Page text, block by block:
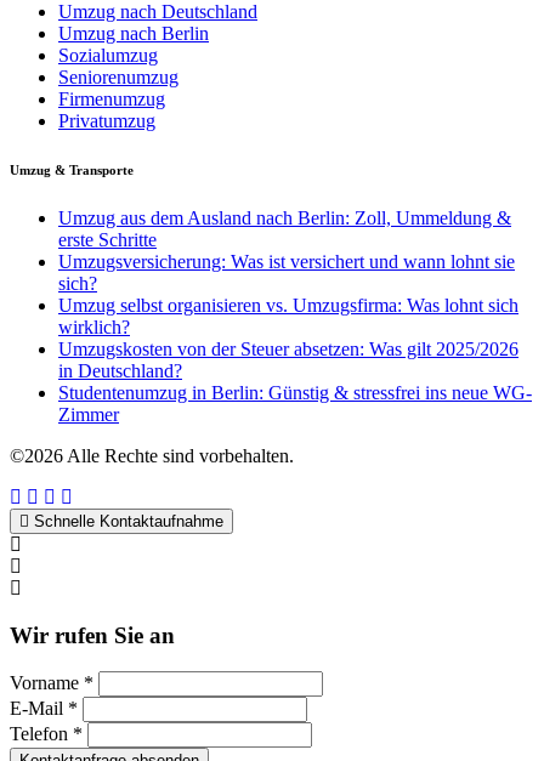
Umzug nach Deutschland
Umzug nach Berlin
Sozialumzug
Seniorenumzug
Firmenumzug
Privatumzug
Umzug & Transporte
Umzug aus dem Ausland nach Berlin: Zoll, Ummeldung &
erste Schritte
Umzugsversicherung: Was ist versichert und wann lohnt sie
sich?
Umzug selbst organisieren vs. Umzugsfirma: Was lohnt sich
wirklich?
Umzugskosten von der Steuer absetzen: Was gilt 2025/2026
in Deutschland?
Studentenumzug in Berlin: Günstig & stressfrei ins neue WG-
Zimmer
©2026 Alle Rechte sind vorbehalten.
Schnelle Kontaktaufnahme
Wir rufen Sie an
Vorname *
E-Mail *
Telefon *